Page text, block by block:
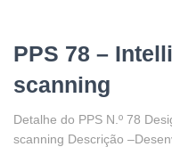
PPS 78 –
scanning
Detalhe do PPS N.º 78
scanning Descrição